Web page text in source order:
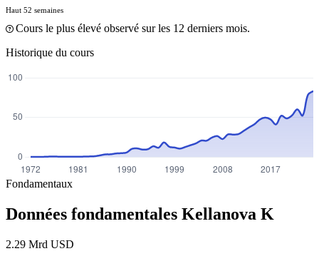
Haut 52 semaines
Cours le plus élevé observé sur les 12 derniers mois.
Historique du cours
Fondamentaux
Données fondamentales Kellanova K
2.29 Mrd USD